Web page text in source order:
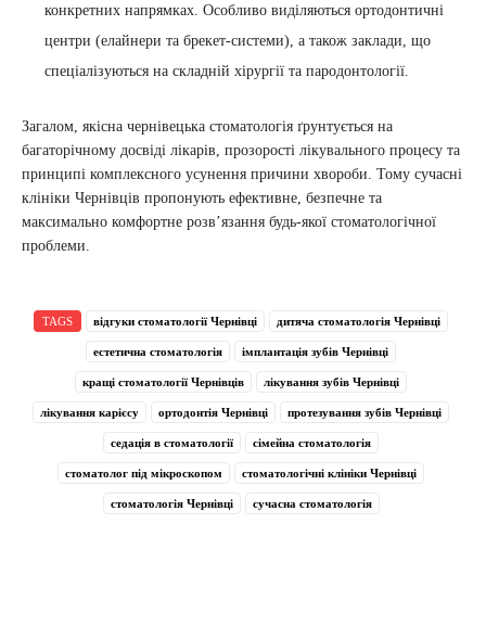
конкретних напрямках. Особливо виділяються ортодонтичні
центри (елайнери та брекет-системи), а також заклади, що
спеціалізуються на складній хірургії та пародонтології.
Загалом, якісна чернівецька стоматологія ґрунтується на
багаторічному досвіді лікарів, прозорості лікувального процесу та
принципі комплексного усунення причини хвороби. Тому сучасні
клініки Чернівців пропонують ефективне, безпечне та
максимально комфортне розв’язання будь-якої стоматологічної
проблеми.
TAGS відгуки стоматології Чернівці дитяча стоматологія Чернівці
естетична стоматологія імплантація зубів Чернівці
кращі стоматології Чернівців лікування зубів Чернівці
лікування карієсу ортодонтія Чернівці протезування зубів Чернівці
седація в стоматології сімейна стоматологія
стоматолог під мікроскопом стоматологічні клініки Чернівці
стоматологія Чернівці сучасна стоматологія